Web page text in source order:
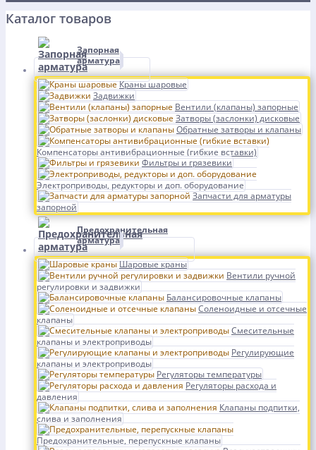
Каталог товаров
Запорная
арматура
Краны шаровые
Задвижки
Вентили (клапаны) запорные
Затворы (заслонки) дисковые
Обратные затворы и клапаны
Компенсаторы антивибрационные (гибкие вставки)
Фильтры и грязевики
Электроприводы, редукторы и доп. оборудование
Запчасти для арматуры
запорной
Предохранительная
арматура
Шаровые краны
Вентили ручной
регулировки и задвижки
Балансировочные клапаны
Соленоидные и отсечные
клапаны
Смесительные
клапаны и электроприводы
Регулирующие
клапаны и электроприводы
Регуляторы температуры
Регуляторы расхода и
давления
Клапаны подпитки,
слива и заполнения
Предохранительные, перепускные клапаны